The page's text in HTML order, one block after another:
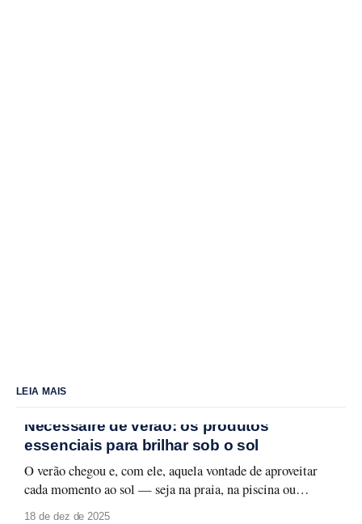
LEIA MAIS
Nécessaire de verão: os produtos
essenciais para brilhar sob o sol
O verão chegou e, com ele, aquela vontade de aproveitar
cada momento ao sol — seja na praia, na piscina ou
naquele passeio ao ar livre. Para curtir a temporada sem
18 de dez de 2025